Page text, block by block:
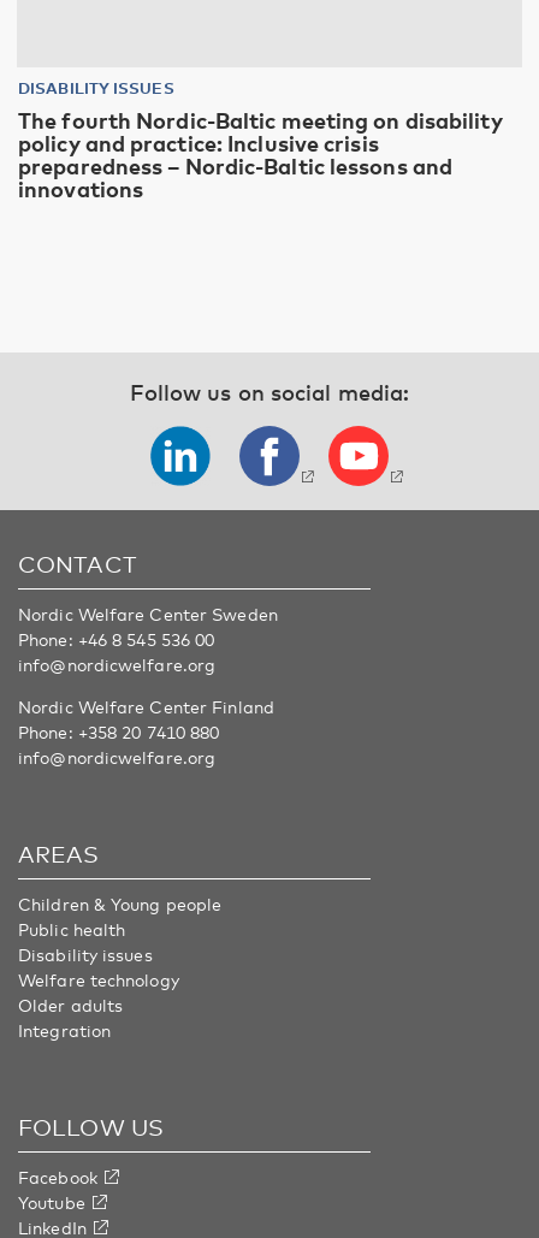
DISABILITY ISSUES
The fourth Nordic-Baltic meeting on disability
policy and practice: Inclusive crisis
preparedness – Nordic-Baltic lessons and
innovations
Follow us on social media:
CONTACT
Nordic Welfare Center Sweden
Phone: +46 8 545 536 00
info@nordicwelfare.org
Nordic Welfare Center Finland
Phone: +358 20 7410 880
info@nordicwelfare.org
AREAS
Children & Young people
Public health
Disability issues
Welfare technology
Older adults
Integration
FOLLOW US
Facebook
Youtube
LinkedIn